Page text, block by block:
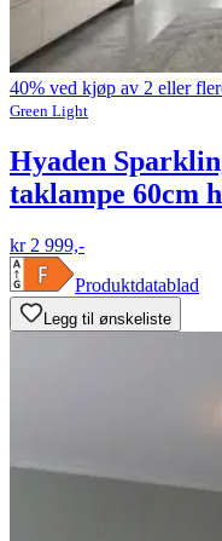
40% ved kjøp av 2 eller
Green Light
Hyaden
taklampe 60cm
kr 2 999,-
Produktdatablad
Legg til ønskeliste